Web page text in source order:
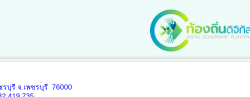
รบุรี จ.เพชรบุรี 76000